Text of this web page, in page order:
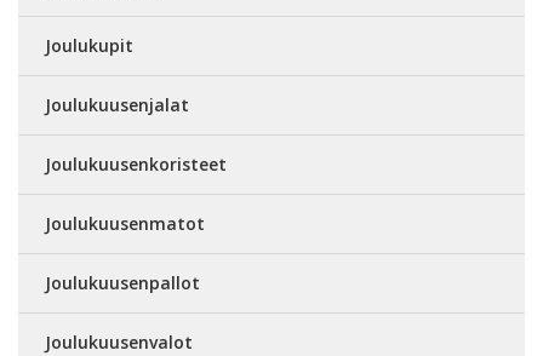
Joulukupit
Joulukuusenjalat
Joulukuusenkoristeet
Joulukuusenmatot
Joulukuusenpallot
Joulukuusenvalot